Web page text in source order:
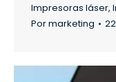
Impresoras láser,
Pormarketing